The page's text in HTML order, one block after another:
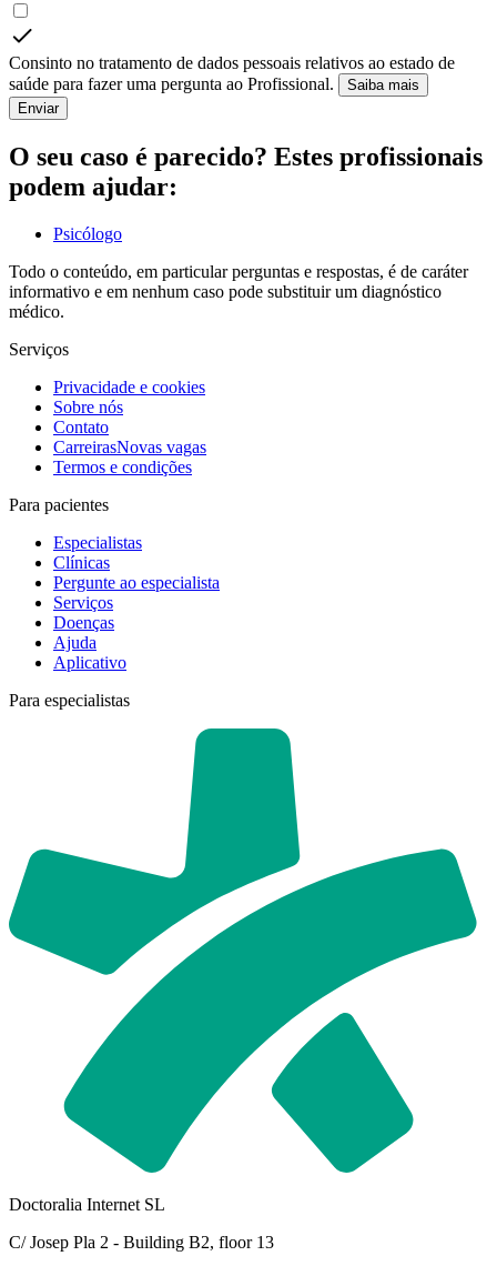
Consinto no tratamento de dados pessoais relativos ao estado de
saúde para fazer uma pergunta ao Profissional.
Saiba mais
Enviar
O seu caso é parecido? Estes profissionais
podem ajudar:
Psicólogo
Todo o conteúdo, em particular perguntas e respostas, é de caráter
informativo e em nenhum caso pode substituir um diagnóstico
médico.
Serviços
Privacidade e cookies
Sobre nós
Contato
CarreirasNovas vagas
Termos e condições
Para pacientes
Especialistas
Clínicas
Pergunte ao especialista
Serviços
Doenças
Ajuda
Aplicativo
Para especialistas
Doctoralia Internet SL
C/ Josep Pla 2 - Building B2, floor 13